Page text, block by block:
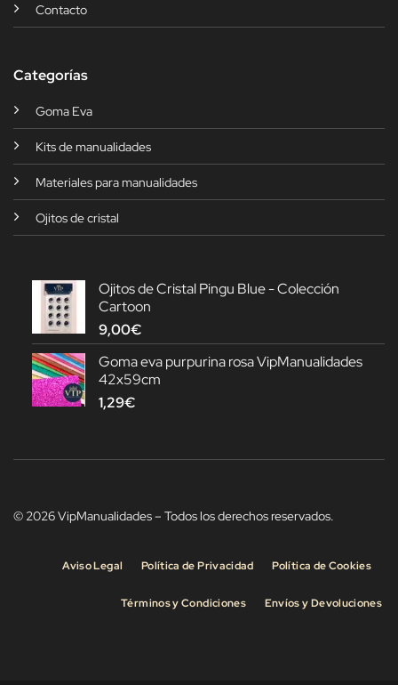
Contacto
Categorías
Goma Eva
Kits de manualidades
Materiales para manualidades
Ojitos de cristal
Ojitos de Cristal Pingu Blue - Colección
Cartoon
9,00€
Goma eva purpurina rosa VipManualidades
42x59cm
1,29€
© 2026 VipManualidades – Todos los derechos reservados.
Aviso Legal Política de Privacidad Política de Cookies
Términos y Condiciones Envíos y Devoluciones